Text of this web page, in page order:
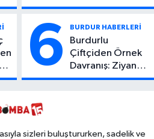
Kaza: 1 Ölü, 2
6 BURDUR HABERLERİ
Burdurlu
Çiftçiden Örnek
Davranış: Ziyan
Olmasın Diye
Toplayabilecek
sizleri buluştururken, sadelik ve